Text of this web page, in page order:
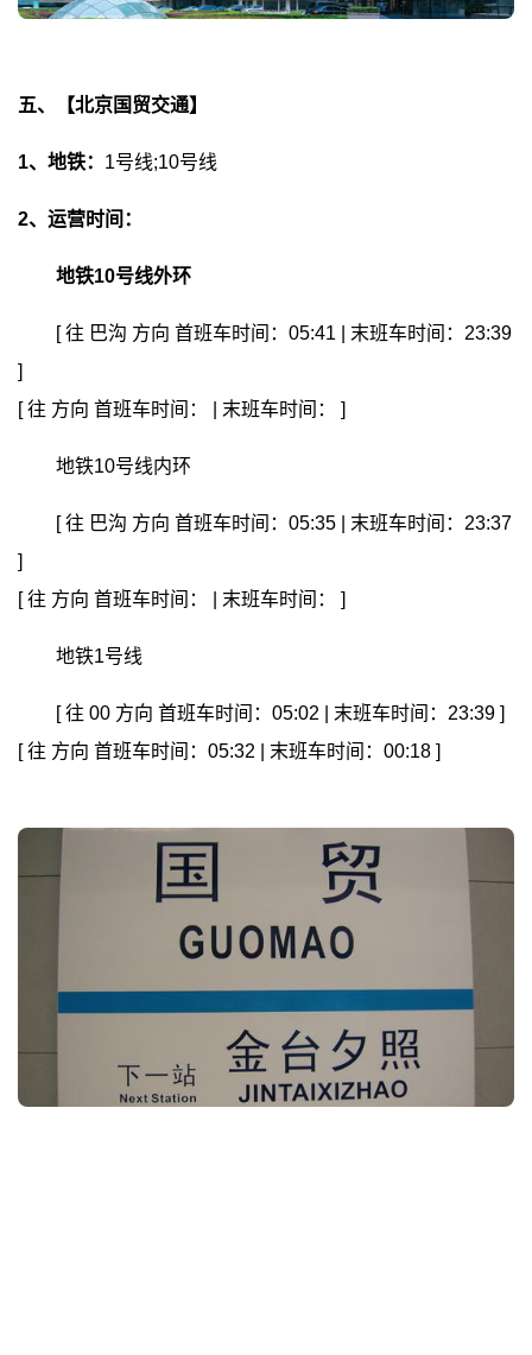
五、【北京国贸交通】
1、地铁： 1号线;10号线
2、运营时间：
地铁10号线外环
[ 往 巴沟 方向 首班车时间：05:41 | 末班车时间：23:39
]
[ 往 方向 首班车时间： | 末班车时间： ]
地铁10号线内环
[ 往 巴沟 方向 首班车时间：05:35 | 末班车时间：23:37
]
[ 往 方向 首班车时间： | 末班车时间： ]
地铁1号线
[ 往 00 方向 首班车时间：05:02 | 末班车时间：23:39 ]
[ 往 方向 首班车时间：05:32 | 末班车时间：00:18 ]